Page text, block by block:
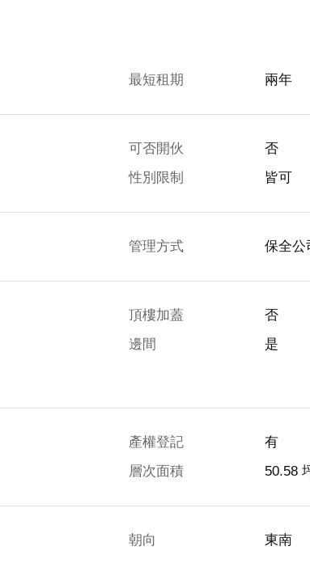
最短租期 兩年
可否開伙
否
性別限制 皆可
管理方式 保全公
頂樓加蓋
否
邊間
是
產權登記
有
層次面積 50.58
朝向
東南